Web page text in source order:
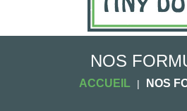
NOS
ACCUEIL NOS